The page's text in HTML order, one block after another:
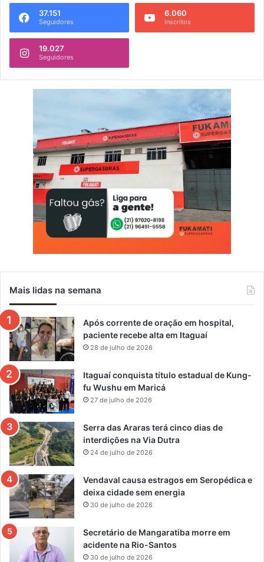
37.151
Seguidores
6.060
Inscritos
19.027
Seguidores
Mais lidas na semana
Após corrente de oração em hospital,
paciente recebe alta em Itaguaí
28 de julho de 2026
Itaguaí conquista título estadual de Kung-
fu Wushu em Maricá
27 de julho de 2026
Serra das Araras terá cinco dias de
interdições na Via Dutra
24 de julho de 2026
Vendaval causa estragos em Seropédica e
deixa cidade sem energia
30 de julho de 2026
Secretário de Mangaratiba morre em
acidente na Rio-Santos
30 de julho de 2026